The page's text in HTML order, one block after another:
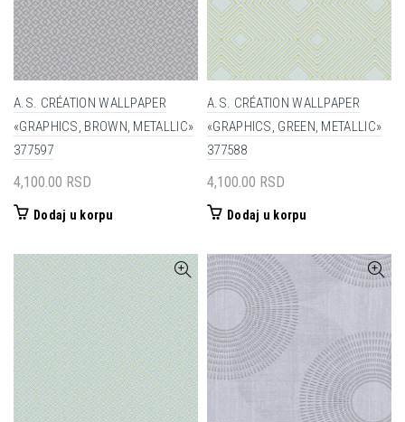
A.S. CRÉATION WALLPAPER
«GRAPHICS, BROWN, METALLIC»
377597
4,100.00 RSD
Dodaj u korpu
A.S. CRÉATION WALLPAPER
«GRAPHICS, GREEN, METALLIC»
377588
4,100.00 RSD
Dodaj u korpu